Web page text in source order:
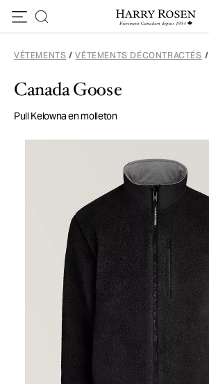
VÊTEMENTS / VÊTEMENTS DÉCONTRACTÉS /
Canada Goose
Pull Kelowna en molleton